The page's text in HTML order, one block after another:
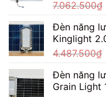
7.062.500₫
Đèn năng
Kinglight
4.487.500₫
Đèn năng
Grain Light